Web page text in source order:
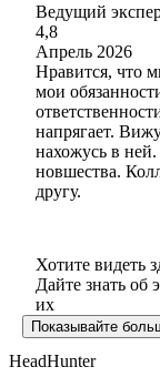
Ведущий
4,8
Апрель 2026
Нравится, что
мои
напрягает.
нахожусь в
новшества.
другу.
Хотите видеть
Дайте знать об
их
Показывайте
HeadHunter